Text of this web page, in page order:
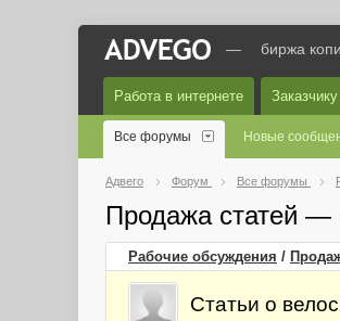
— биржа
Работа в интернете Заказчику
Все форумы Новые
Адвего Форум Все форумы
Продажа статей
Рабочие обсуждения /
Статьи о